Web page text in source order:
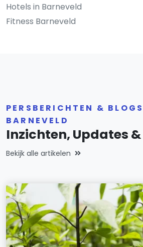
Hotels in Barneveld
Fitness Barneveld
PERSBERICHTEN &
BARNEVELD
Inzichten, Updates
Bekijk alle artikelen